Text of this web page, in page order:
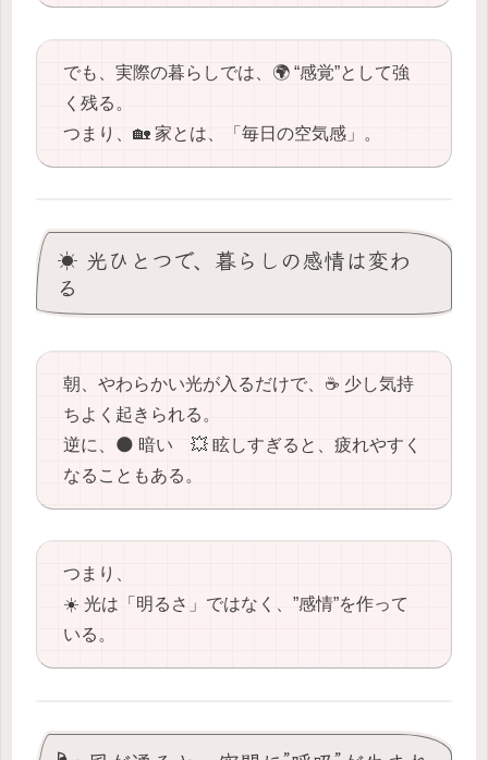
でも、実際の暮らしでは、🌍 “感覚”として強
く残る。
つまり、🏡 家とは、「毎日の空気感」。
☀️ 光ひとつで、暮らしの感情は変わ
る
朝、やわらかい光が入るだけで、☕️ 少し気持
ちよく起きられる。
逆に、🌑 暗い 💥 眩しすぎると、疲れやすく
なることもある。
つまり、
☀️ 光は「明るさ」ではなく、”感情”を作って
いる。